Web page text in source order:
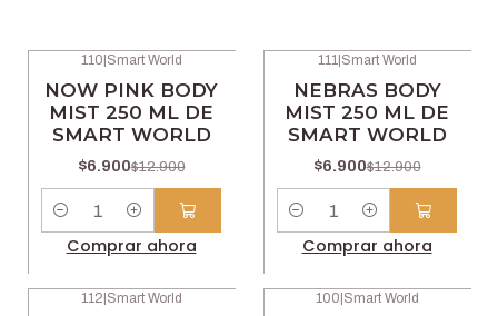
110 Smart World
NOW PINK BODY
MIST 250 ML DE
SMART WORLD
$6.900$12.900
Comprar ahora
111| Smart World
NEBRAS BODY
MIST 250 ML DE
SMART WORLD
$6.900$12.900
Comprar ahora
112 Smart World 100 Smart World